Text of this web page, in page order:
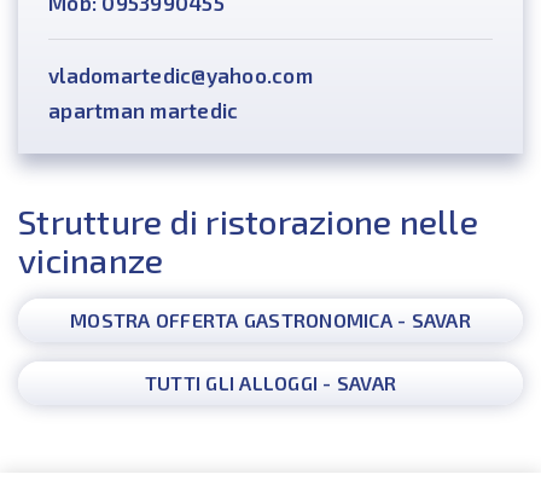
vladomartedic@yahoo.com
apartman martedic
Strutture di ristorazione nelle
vicinanze
MOSTRA OFFERTA GASTRONOMICA - SAVAR
TUTTI GLI ALLOGGI - SAVAR